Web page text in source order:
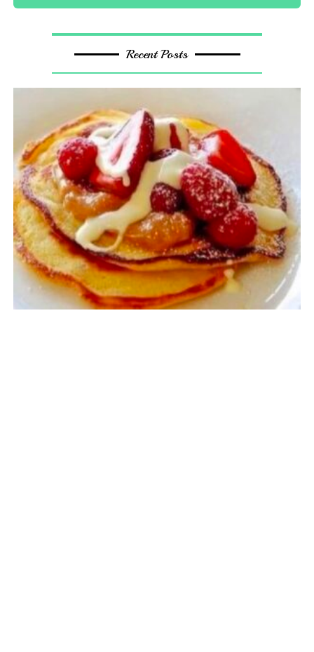
Recent Posts